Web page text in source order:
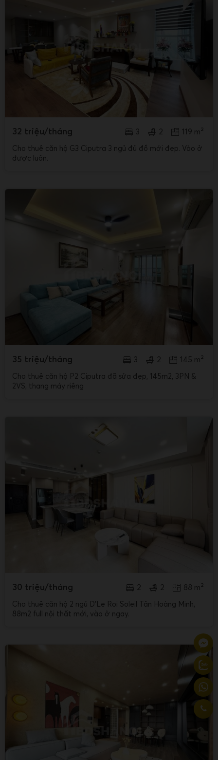
32 triệu/tháng 3 2 119 m²
Cho thuê căn hộ G3 Ciputra 3 ngủ đủ đồ mới đẹp. Vào ở
được luôn.
35 triệu/tháng 3 2 145 m²
Cho thuê căn hộ P2 Ciputra đã sửa đẹp, 145m2, 3PN &
2VS, thang máy riêng
30 triệu/tháng 2 2 88 m²
Cho thuê căn hộ 2 ngủ D'Le Roi Soleil Tân Hoàng Minh,
88m2 full nội thất mới, vào ở ngay.